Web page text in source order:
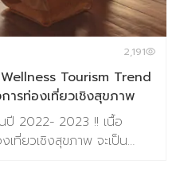
2,191
Tourism Trend
ารท่องเที่ยวเชิงสุขภาพ
ปี 2022- 2023 !! เนื้อ
เที่ยวเชิงสุขภาพ จะเป็น